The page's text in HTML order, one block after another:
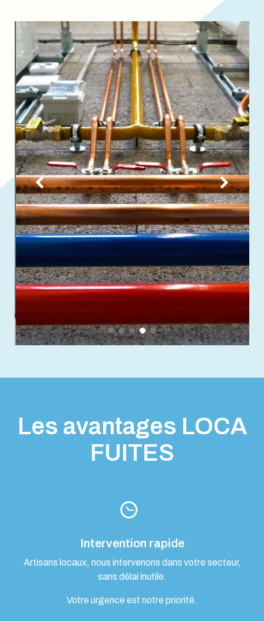
Les avantages LOCA
FUITES
Intervention rapide
Artisans locaux, nous intervenons dans votre secteur,
sans délai inutile.
Votre urgence est notre priorité.